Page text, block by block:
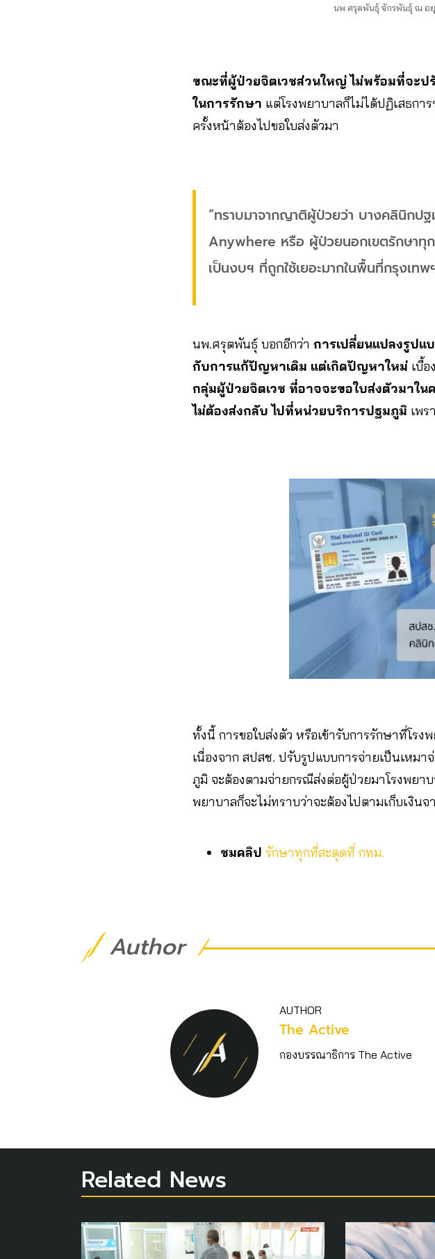
นพ.ศรุตพันธุ์ จักรพันธุ์ ณ อยุ
ขณะที่ผู้ป่วยจิตเวชส่วนใหญ่ ไม่พร้อมที่จะ
ในการรักษา แต่โรงพยาบาลก็ไม่ได้ปฏิเสธกา
ครั้งหน้าต้องไปขอใบส่งตัวมา
“ทราบมาจากญาติผู้ป่วยว่า บางคลินิกป
Anywhere หรือ ผู้ป่วยนอกเขตรักษา
เป็นงบฯ ที่ถูกใช้เยอะมากในพื้นที่กรุงเท
นพ.ศรุตพันธุ์ บอกอีกว่า การเปลี่ยนแปลงรูป
กับการแก้ปัญหาเดิม แต่เกิดปัญหาใหม่ เบื้
กลุ่มผู้ป่วยจิตเวช ที่อาจจะขอใบส่งตัวมาใน
ไม่ต้องส่งกลับ ไปที่หน่วยบริการปฐมภูมิ เพ
ทั้งนี้ การขอใบส่งตัว หรือเข้ารับการรักษาที่โร
เนื่องจาก สปสช. ปรับรูปแบบการจ่ายเป็นเหม
ภูมิ จะต้องตามจ่ายกรณีส่งต่อผู้ป่วยมาโรงพยา
พยาบาลก็จะไม่ทราบว่าจะต้องไปตามเก็บเงิน
ชมคลิป รักษาทุกที่สะดุดที่ กทม.
Author
AUTHOR
The Active
กองบรรณาธิการ The Active
Related News